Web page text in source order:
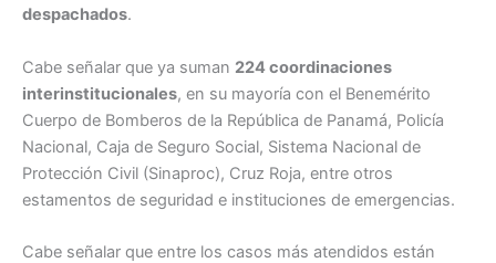
despachados.
Cabe señalar que ya suman 224 coordinaciones
interinstitucionales, en su mayoría con el Benemérito
Cuerpo de Bomberos de la República de Panamá, Policía
Nacional, Caja de Seguro Social, Sistema Nacional de
Protección Civil (Sinaproc), Cruz Roja, entre otros
estamentos de seguridad e instituciones de emergencias.
Cabe señalar que entre los casos más atendidos están